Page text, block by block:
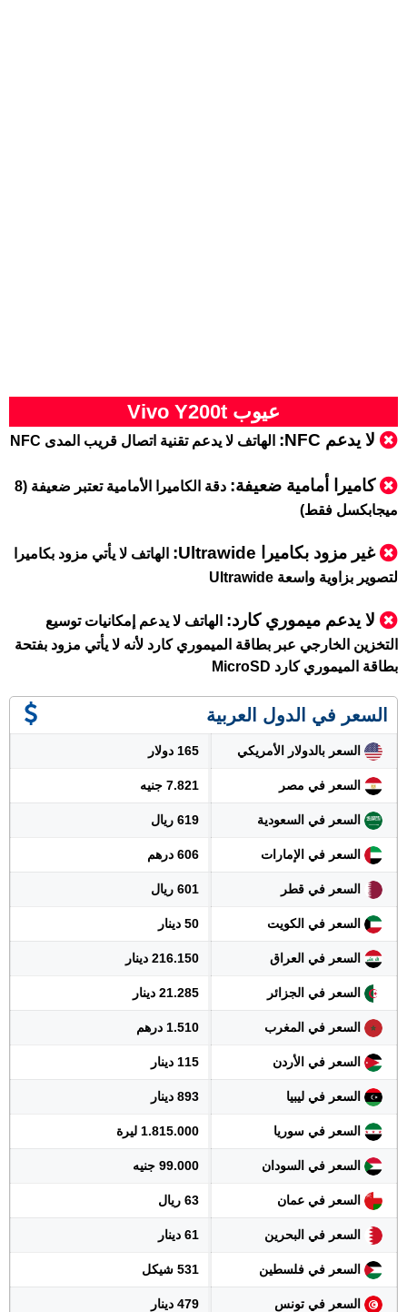
عيوب Vivo Y200t
لا يدعم NFC: الهاتف لا يدعم تقنية اتصال قريب المدى NFC
كاميرا أمامية ضعيفة:
دقة الكاميرا الأمامية تعتبر ضعيفة (8
ميجابكسل فقط)
غير مزود بكاميرا Ultrawide:
الهاتف لا يأتي مزود بكاميرا
لتصوير بزاوية واسعة Ultrawide
لا يدعم ميموري كارد: الهاتف لا يدعم إمكانيات توسيع
التخزين الخارجي عبر بطاقة الميموري كارد لأنه لا يأتي مزود بفتحة
بطاقة الميموري كارد MicroSD
السعر في الدول العربية
السعر بالدولار الأمريكي 165 دولار
السعر في مصر 7.821 جنيه
السعر في السعودية 619 ريال
السعر في الإمارات 606 درهم
السعر في قطر 601 ريال
السعر في الكويت 50 دينار
السعر في العراق 216.150 دينار
السعر في الجزائر 21.285 دينار
السعر في المغرب 1.510 درهم
السعر في الأردن 115 دينار
السعر في ليبيا 893 دينار
السعر في سوريا 1.815.000 ليرة
السعر في السودان 99.000 جنيه
السعر في عمان 63 ريال
السعر في البحرين 61 دينار
السعر في فلسطين 531 شيكل
السعر في تونس 479 دينار